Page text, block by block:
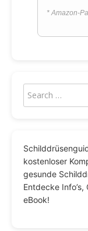
* Amazon-
kostenloser
gesunde
Entdecke Info’s,
eBook!